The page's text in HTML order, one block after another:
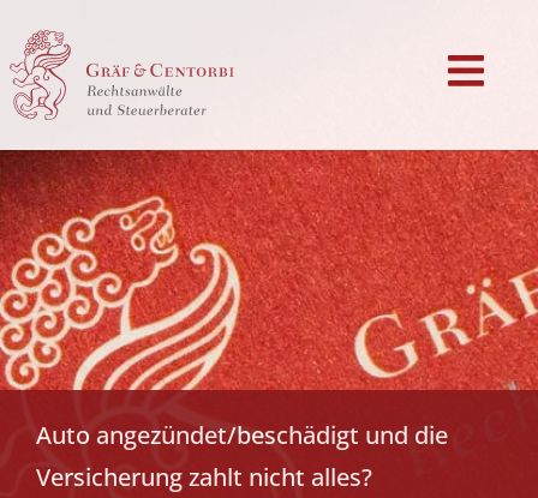
Auto angezündet/beschädigt und die
Versicherung zahlt nicht alles?